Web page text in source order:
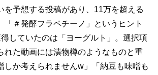
を予想する投稿があり、11万を超える
「＃発酵フラペチーノ」というヒント
していたのは「ヨーグルト」。選択項
れた動画には漬物樽のようなものと重
しか考えられませんw」「納豆も味噌も